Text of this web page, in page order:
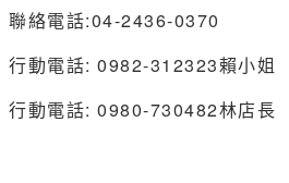
聯絡電話:04-2436-0370
行動電話: 0982-312323賴小姐
行動電話: 0980-730482林店長